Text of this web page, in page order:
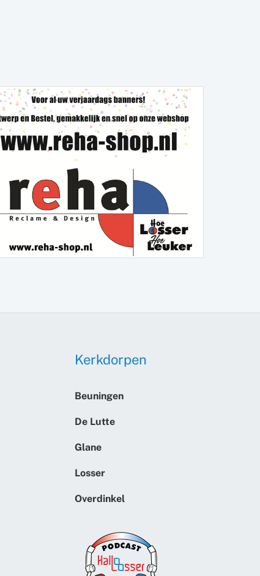
Kerkdorpen
Beuningen
De Lutte
Glane
Losser
Overdinkel